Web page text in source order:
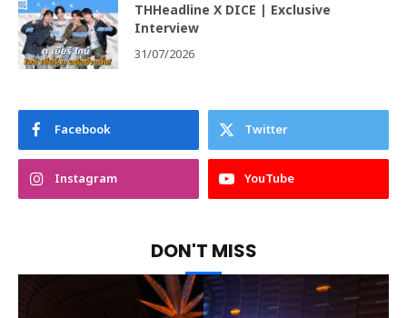
THHeadline X DICE | Exclusive
Interview
31/07/2026
Facebook Twitter
Instagram YouTube
DON'T MISS